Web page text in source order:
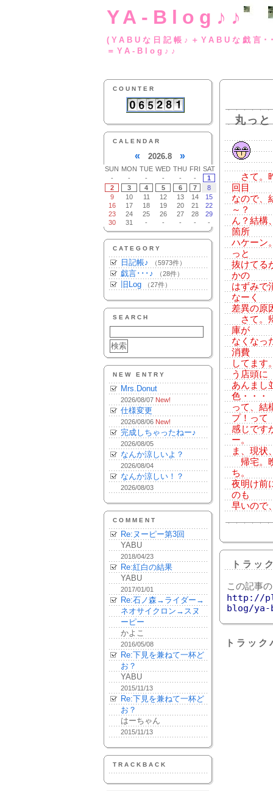
YA-Blog♪♪
(YABUな日記帳♪
＝YA-Blog♪♪
COUNTER
CALENDAR
« 2026.8 »
SUN MON TUE WED THU FRI SAT
-
- - - - -
1
2
3 4 5 6 7
8
9
10 11 12 13 14
15
16
17 18 19 20 21
22
23
24 25 26 27 28
29
30
31 - - - - -
CATEGORY
日記帳♪ （5973件）
戯言･･･♪ （28件）
旧Log （27件）
SEARCH
NEW ENTRY
Mrs.Donut
2026/08/07 New!
仕様変更
2026/08/06 New!
完成しちゃったねー♪
2026/08/05
なんか涼しいよ？
2026/08/04
なんか涼しい！？
2026/08/03
COMMENT
Re:ヌーピー第3回
YABU
2018/04/23
Re:紅白の結果
YABU
2017/01/01
Re:石ノ森→ライダー→
ネオサイクロン→スヌ
ーピー
かよこ
2016/05/08
Re:下見を兼ねて一杯ど
お？
YABU
2015/11/13
Re:下見を兼ねて一杯ど
お？
はーちゃん
2015/11/13
TRACKBACK
丸っと
さて。
回目
なので、
～？
ん？結構
箇所
ハケーン
っと
抜けてる
かの
はずみで
なーく
差異の原
さて。
庫が
なくなっ
消費
してます
う店頭に
あんまし
色・・・
って、結
プ！って
感じです
ー。
ま、現状
帰宅。
ち。
夜明け前
のも
早いので
トラッ
この記事
http://
blog/ya-
トラッ